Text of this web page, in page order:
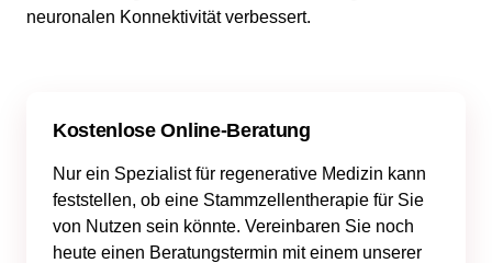
neuronalen Konnektivität verbessert.
Kostenlose Online-Beratung
Nur ein Spezialist für regenerative Medizin kann
feststellen, ob eine Stammzellentherapie für Sie
von Nutzen sein könnte. Vereinbaren Sie noch
heute einen Beratungstermin mit einem unserer